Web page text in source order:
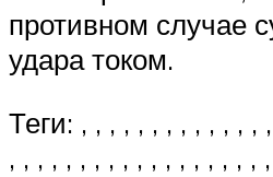
противном случае
удара током.
Теги: , , , , , , , , , , , , ,
, , , , , , , , , , , , , , , , , ,